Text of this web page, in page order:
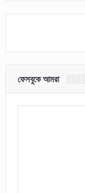
ফেসবুকে আমরা